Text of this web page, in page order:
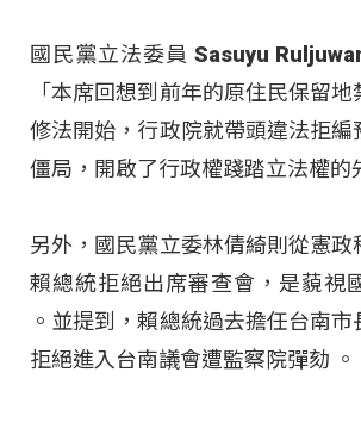
國民黨立法委員 Sasuyu
「本席回想到前年的原住民保留
修法開始，行政院就帶頭違法拒編
僵局，開啟了行政權踐踏立法權的
另外，國民黨立委林倩綺則從憲
賴總統拒絕出席審查會，是藐視
。並提到，賴總統過去擔任台南
拒絕進入台南議會遭監察院彈劾 。